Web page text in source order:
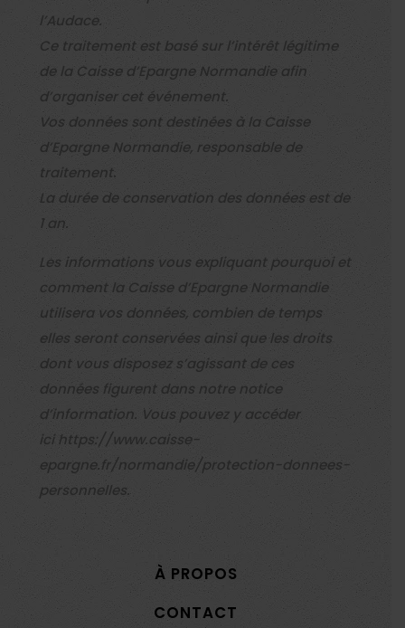
l’Audace.
Ce traitement est basé sur l’intérêt légitime
de la Caisse d’Epargne Normandie afin
d’organiser cet événement.
Vos données sont destinées à la Caisse
d’Epargne Normandie, responsable de
traitement.
La durée de conservation des données est de
1 an.
Les informations vous expliquant pourquoi et
comment la Caisse d’Epargne Normandie
utilisera vos données, combien de temps
elles seront conservées ainsi que les droits
dont vous disposez s’agissant de ces
données figurent dans notre notice
d’information. Vous pouvez y accéder
ici https://www.caisse-
epargne.fr/normandie/protection-donnees-
personnelles.
À PROPOS
CONTACT